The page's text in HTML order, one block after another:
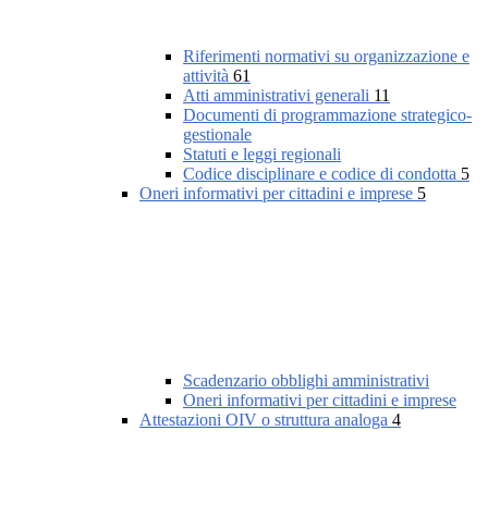
Riferimenti normativi su organizzazione e
attività 61
Atti amministrativi generali 11
Documenti di programmazione strategico-
gestionale
Statuti e leggi regionali
Codice disciplinare e codice di condotta 5
Oneri informativi per cittadini e imprese 5
Scadenzario obblighi amministrativi
Oneri informativi per cittadini e imprese
Attestazioni OIV o struttura analoga 4